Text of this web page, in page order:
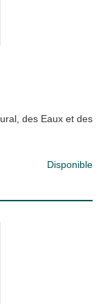
des Eaux et des
Disponible